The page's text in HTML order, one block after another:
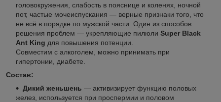
головокружения, слабость в пояснице и коленях, ночной
пот, частые мочеиспускания — верные признаки того, что
не всё в порядке по мужской части. Один из способов
решения проблем — укрепляющие пилюли Super Black
Ant King для повышения потенции.
Совместим с алкоголем, можно принимать при
гипертонии, диабете.
Состав:
Дикий женьшень — активизирует функцию половых
желез, используется при проспермии и половом